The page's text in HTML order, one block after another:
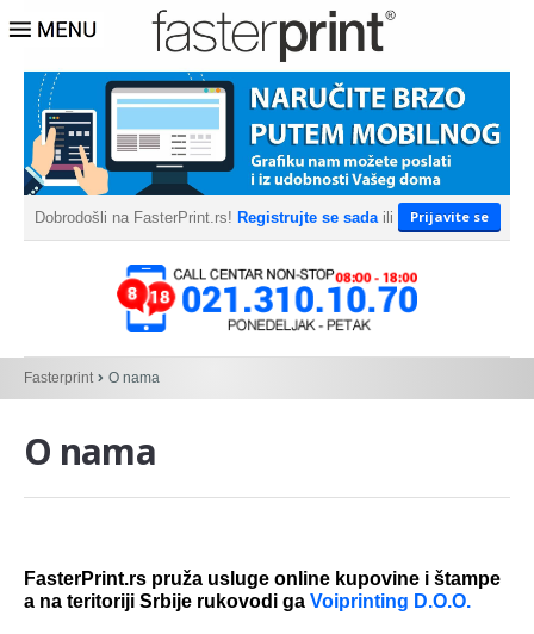
Dobrodošli na FasterPrint.rs! Registrujte se sadaili Prijavite se
Fasterprint O nama
O nama
FasterPrint.rs pruža usluge online kupovine i štampe
a na teritoriji Srbije rukovodi ga Voiprinting D.O.O.